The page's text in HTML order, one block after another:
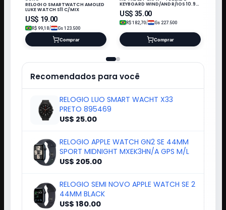
RELOGIO SMARTWATCH AMOLED
LUKE WATCH S11 C/MIX
US$ 19.00
R$ 99,18/ Gs 123.500
Comprar
KEYBOARD WIND/ANDR/IOS 10.9"
PRETO*
US$ 35.00
R$ 182,70/ Gs 227.500
Comprar
Recomendados para você
RELOGIO LUO SMART WACHT X33
PRETO 895469
US$ 25.00
RELOGIO APPLE WATCH GN2 SE 44MM
SPORT MIDNIGHT MXEK3HN/A GPS M/L
US$ 205.00
RELOGIO SEMI NOVO APPLE WATCH SE 2
44MM BLACK
US$ 180.00